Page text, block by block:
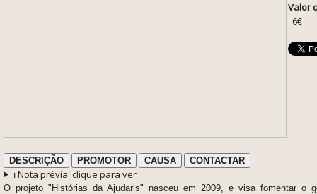
Valor
6€
DESCRIÇÃO PROMOTOR CAUSA CONTACTAR
ℹ️ Nota prévia: clique para ver
O projeto "Histórias da Ajudaris" nasceu em 2009, e visa fomentar o